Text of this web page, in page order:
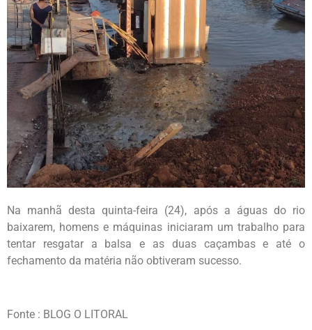
Na manhã desta quinta-feira (24), após a águas do rio
baixarem, homens e máquinas iniciaram um trabalho para
tentar resgatar a balsa e as duas caçambas e até o
fechamento da matéria não obtiveram sucesso.
Fonte : BLOG O LITORAL